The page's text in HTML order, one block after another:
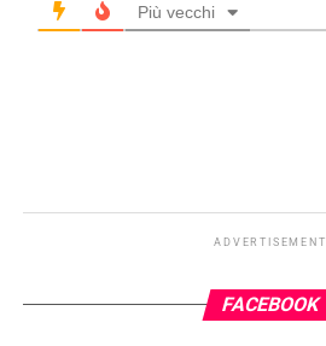
Più vecchi
ADVERTISEMENT
FACEBOOK